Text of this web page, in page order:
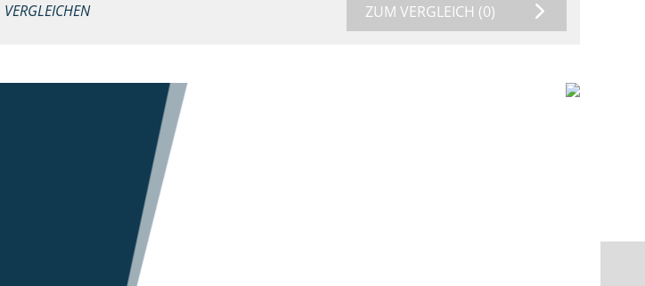
VERGLEICHEN ZUM VERGLEICH (0)